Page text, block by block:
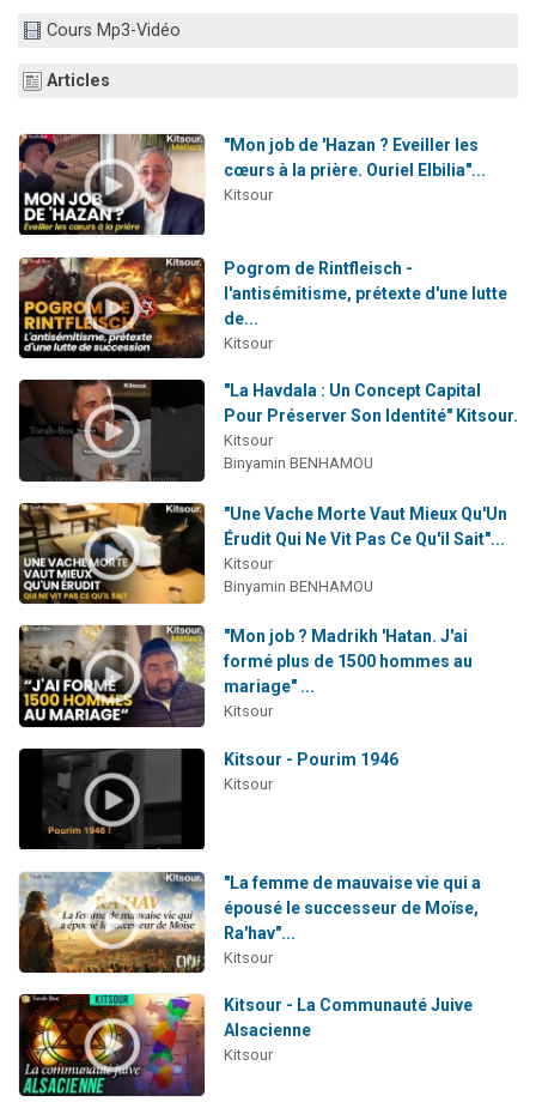
4 personnes viennent de nous rejoindre sur WhatsApp
Cours Mp3-Vidéo
Articles
"Mon job de 'Hazan ? Eveiller les
cœurs à la prière. Ouriel Elbilia"...
Kitsour
Pogrom de Rintfleisch -
l'antisémitisme, prétexte d'une lutte
de...
Kitsour
"La Havdala : Un Concept Capital
Pour Préserver Son Identité" Kitsour.
Kitsour
Binyamin BENHAMOU
"Une Vache Morte Vaut Mieux Qu'Un
Érudit Qui Ne Vit Pas Ce Qu'il Sait"...
Kitsour
Binyamin BENHAMOU
"Mon job ? Madrikh 'Hatan. J'ai
formé plus de 1500 hommes au
mariage" ...
Kitsour
Kitsour - Pourim 1946
Kitsour
"La femme de mauvaise vie qui a
épousé le successeur de Moïse,
Ra'hav"...
Kitsour
Kitsour - La Communauté Juive
Alsacienne
Kitsour